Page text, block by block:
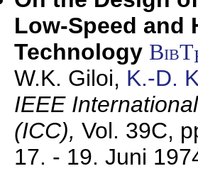
Low-Speed and
Technology BibT
W.K. Giloi, K.-D.
IEEE
(ICC), Vol. 39C,
17. - 19. Juni